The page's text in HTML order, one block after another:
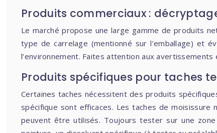
Produits commerciaux :
Le marché propose une large gamme de produits
type de carrelage (mentionné sur l’emballage) et
l’environnement. Faites attention aux avertissements
Produits spécifiques pour taches
Certaines taches nécessitent des produits
spécifique sont efficaces. Les taches de moisissure
peuvent être utilisés. Toujours tester sur une